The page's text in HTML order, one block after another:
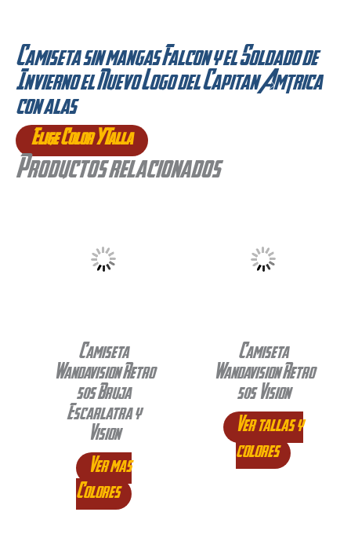
Camiseta sin mangas Falcon y el Soldado de
Invierno el Nuevo Logo del Capitan América
con alas
Elige Color Y Talla
Productos relacionados
Camiseta
Wandavision Retro
50s Bruja
Escarlatra y
Vision
Ver mas
Colores
Camiseta
Wandavision Retro
50s Vision
Ver tallas y
colores